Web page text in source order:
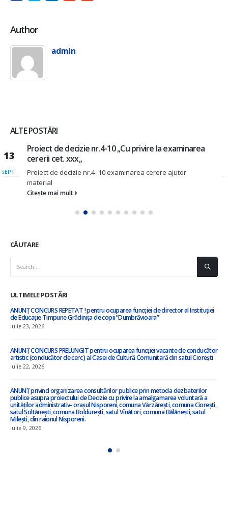
Author
admin
ALTE POSTĂRI
Proiect de decizie – ”Cu privire la repartizarea
terenurilor și stabilire impozitului pentru pășunatul
animalelor domestice pentru anul 2026,,
2 (1)
Citește mai mult
CĂUTARE
ULTIMELE POSTĂRI
”Cu privire la amalgamarea voluntară a orașului Nisporeni, comuna Vărzărești,
comuna Ciorești, satul Soltănești, comuna Boldurești, satul Vînători, comuna
Bălănești, satul Milești, raionul Nisporeni”
Anunț privind inițierea elaborării proiectului de decizie privind amalgamarea
voluntară !!!
ANUNȚ – în atenția locuitorilor satului Ciorești ! !!!
iunie 23, 2026